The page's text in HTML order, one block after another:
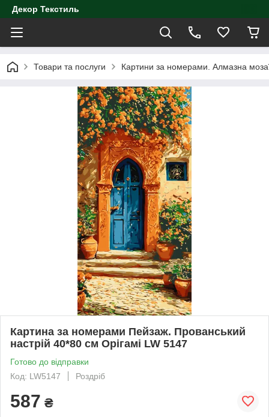
Декор Текстиль
Товари та послуги Картини за номерами. Алмазна
Картина за номерами Пейзаж. Прованський
настрій 40*80 см Орігамі LW 5147
Готово до відправки
Код: LW5147
Роздріб
587 ₴